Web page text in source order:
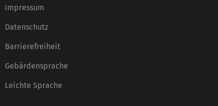
Impressum
Datenschutz
Barrierefreiheit
Gebärdensprache
Leichte Sprache